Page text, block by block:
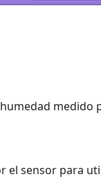
medido
el sensor para